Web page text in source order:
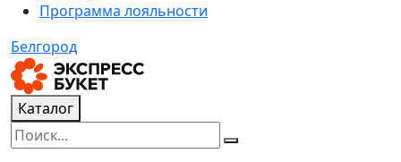
Программа лояльности
Белгород
Каталог